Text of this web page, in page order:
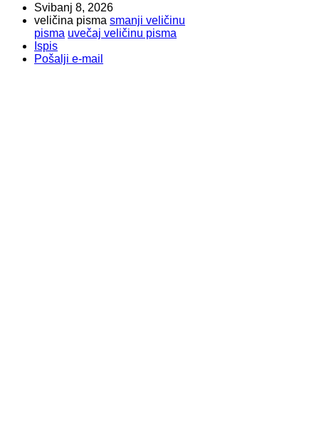
Svibanj 8, 2026
veličina pisma smanji veličinu
pisma uvečaj veličinu pisma
Ispis
Pošalji e-mail